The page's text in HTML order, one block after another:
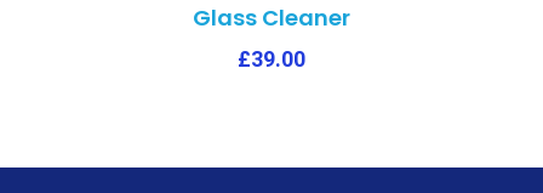
Glass Cleaner
£39.00